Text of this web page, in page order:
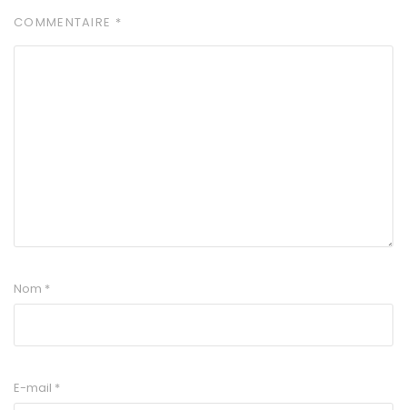
COMMENTAIRE *
Nom *
E-mail *